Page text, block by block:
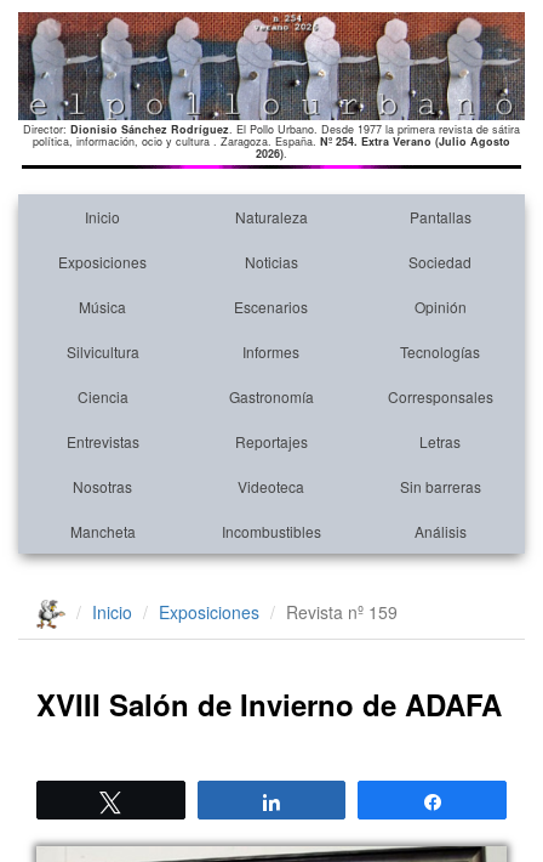
Director: Dionisio Sánchez Rodríguez. El Pollo Urbano. Desde 1977 la primera revista de sátira
política, información, ocio y cultura . Zaragoza. España. Nº 254. Extra Verano (Julio Agosto
2026).
Inicio Naturaleza Pantallas
Exposiciones Noticias Sociedad
Música Escenarios Opinión
Silvicultura Informes Tecnologías
Ciencia Gastronomía Corresponsales
Entrevistas Reportajes Letras
Nosotras Videoteca Sin barreras
Mancheta Incombustibles Análisis
Inicio Exposiciones Revista nº 159
XVIII Salón de Invierno de ADAFA